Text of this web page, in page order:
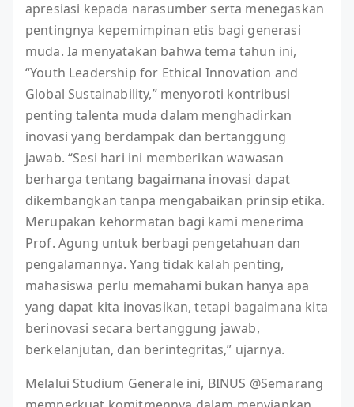
apresiasi kepada narasumber serta menegaskan
pentingnya kepemimpinan etis bagi generasi
muda. Ia menyatakan bahwa tema tahun ini,
“Youth Leadership for Ethical Innovation and
Global Sustainability,” menyoroti kontribusi
penting talenta muda dalam menghadirkan
inovasi yang berdampak dan bertanggung
jawab. “Sesi hari ini memberikan wawasan
berharga tentang bagaimana inovasi dapat
dikembangkan tanpa mengabaikan prinsip etika.
Merupakan kehormatan bagi kami menerima
Prof. Agung untuk berbagi pengetahuan dan
pengalamannya. Yang tidak kalah penting,
mahasiswa perlu memahami bukan hanya apa
yang dapat kita inovasikan, tetapi bagaimana kita
berinovasi secara bertanggung jawab,
berkelanjutan, dan berintegritas,” ujarnya.
Melalui Studium Generale ini, BINUS @Semarang